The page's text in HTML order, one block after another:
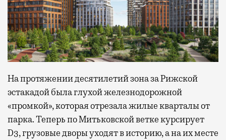
На протяжении десятилетий зона за Рижской
эстакадой была глухой железнодорожной
«промкой», которая отрезала жилые кварталы от
парка. Теперь по Митьковской ветке курсирует
D3, грузовые дворы уходят в историю, а на их месте